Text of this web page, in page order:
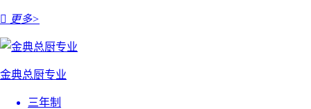
 更多>
金典总厨专业
三年制